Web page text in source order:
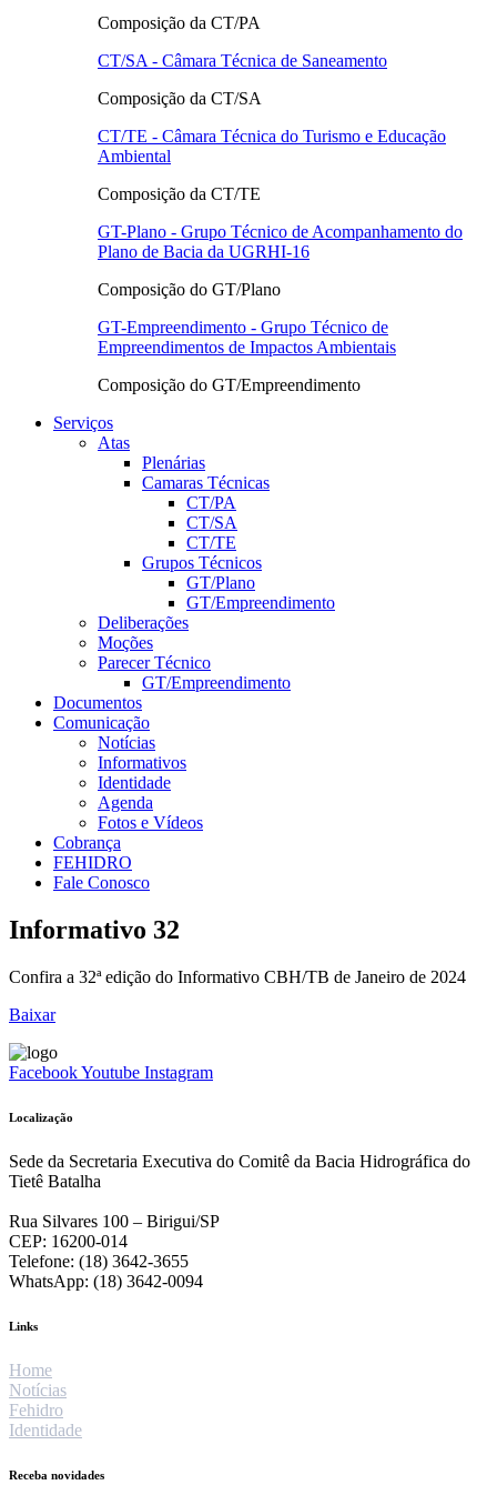
Composição da CT/PA
CT/SA - Câmara Técnica de Saneamento
Composição da CT/SA
CT/TE - Câmara Técnica do Turismo e Educação
Ambiental
Composição da CT/TE
GT-Plano - Grupo Técnico de Acompanhamento do
Plano de Bacia da UGRHI-16
Composição do GT/Plano
GT-Empreendimento - Grupo Técnico de
Empreendimentos de Impactos Ambientais
Composição do GT/Empreendimento
Serviços
Atas
Plenárias
Camaras Técnicas
CT/PA
CT/SA
CT/TE
Grupos Técnicos
GT/Plano
GT/Empreendimento
Deliberações
Moções
Parecer Técnico
GT/Empreendimento
Documentos
Comunicação
Notícias
Informativos
Identidade
Agenda
Fotos e Vídeos
Cobrança
FEHIDRO
Fale Conosco
Informativo 32
Confira a 32ª edição do Informativo CBH/TB de Janeiro de 2024
Baixar
FacebookYoutube Instagram
Localização
Sede da Secretaria Executiva do Comitê da Bacia Hidrográfica do
Tietê Batalha
Rua Silvares 100 – Birigui/SP
CEP: 16200-014
Telefone: (18) 3642-3655
WhatsApp: (18) 3642-0094
Links
Home
Notícias
Fehidro
Identidade
Receba novidades